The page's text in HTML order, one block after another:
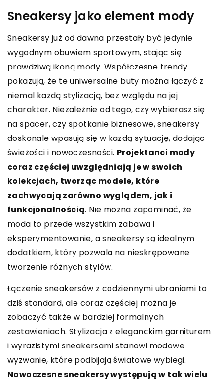
Sneakersy jako element mody
Sneakersy już od dawna przestały być jedynie
wygodnym obuwiem sportowym, stając się
prawdziwą ikoną mody. Współczesne trendy
pokazują, że te uniwersalne buty można łączyć z
niemal każdą stylizacją, bez względu na jej
charakter. Niezależnie od tego, czy wybierasz się
na spacer, czy spotkanie biznesowe, sneakersy
doskonale wpasują się w każdą sytuację, dodając
świeżości i nowoczesności. Projektanci mody
coraz częściej uwzględniają je w swoich
kolekcjach, tworząc modele, które
zachwycają zarówno wyglądem, jak i
funkcjonalnością. Nie można zapominać, że
moda to przede wszystkim zabawa i
eksperymentowanie, a sneakersy są idealnym
dodatkiem, który pozwala na nieskrępowane
tworzenie różnych stylów.
Łączenie sneakersów z codziennymi ubraniami to
dziś standard, ale coraz częściej można je
zobaczyć także w bardziej formalnych
zestawieniach. Stylizacja z eleganckim garniturem
i wyrazistymi sneakersami stanowi modowe
wyzwanie, które podbijają światowe wybiegi.
Nowoczesne sneakersy występują w tak wielu